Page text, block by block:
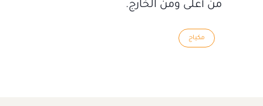
من أعلى ومن الخارج.
مكياج